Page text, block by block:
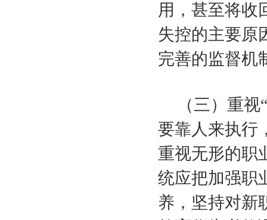
用，甚至将收
失控的主要原
完善的监督机
（三）重
要靠人来执行
重视无形的职
统应把加强职
养，坚持对新